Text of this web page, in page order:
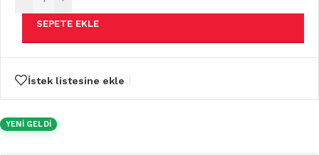
SEPETE EKLE
İstek listesine ekle
YENİ GELDİ